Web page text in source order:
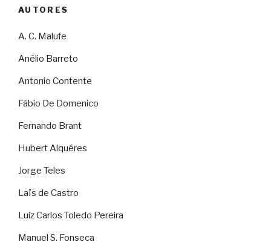
AUTORES
A. C. Malufe
Anélio Barreto
Antonio Contente
Fábio De Domenico
Fernando Brant
Hubert Alquéres
Jorge Teles
Laïs de Castro
Luiz Carlos Toledo Pereira
Manuel S. Fonseca